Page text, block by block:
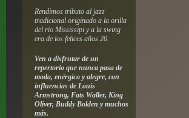
Rendimos tributo al jazz
tradicional originado a la orilla
del río Mississipi y a la swing
era de los felices años 20.
Ven a disfrutar de un
repertorio que nunca pasa de
moda, enérgico y alegre, con
influencias de Louis
Armstrong, Fats Waller, King
Oliver, Buddy Bolden y muchos
más.